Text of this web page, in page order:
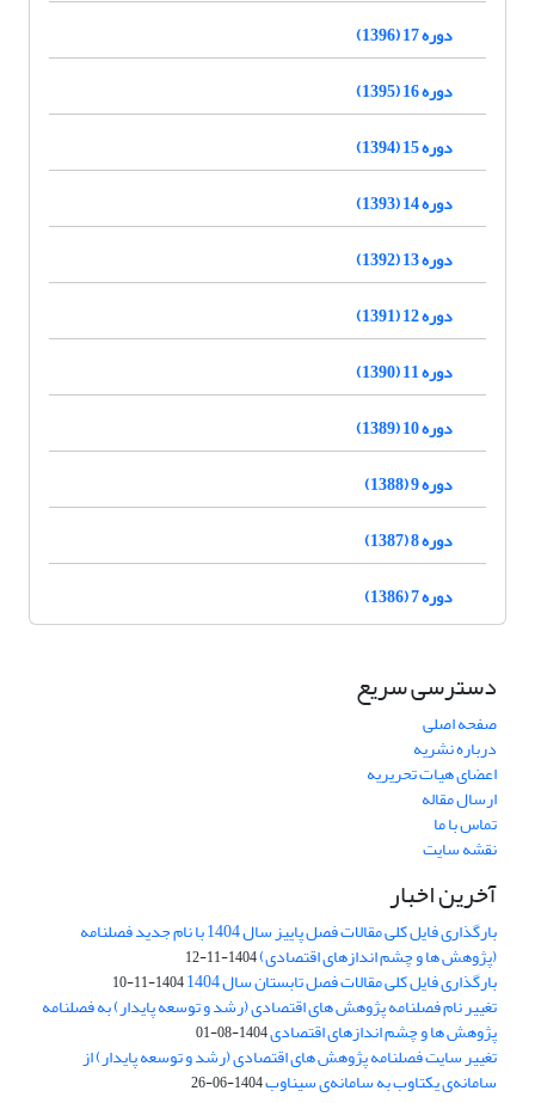
دوره 17 (1396)
دوره 16 (1395)
دوره 15 (1394)
دوره 14 (1393)
دوره 13 (1392)
دوره 12 (1391)
دوره 11 (1390)
دوره 10 (1389)
دوره 9 (1388)
دوره 8 (1387)
دوره 7 (1386)
دسترسی سریع
صفحه اصلی
درباره نشریه
اعضای هیات تحریریه
ارسال مقاله
تماس با ما
نقشه سایت
آخرین اخبار
بارگذاری فایل کلی مقالات فصل پاییز سال 1404 با نام جدید فصلنامه
(پژوهش ها و چشم اندازهای اقتصادی)1404-11-12
بارگذاری فایل کلی مقالات فصل تابستان سال 1404 1404-11-10
تغییر نام فصلنامه پژوهش های اقتصادی (رشد و توسعه پایدار) به فصلنامه
پژوهش ها و چشم اندازهای اقتصادی1404-08-01
تغییر سایت فصلنامه پژوهش های اقتصادی (رشد و توسعه پایدار) از
سامانه‌ی یکتاوب به سامانه‌ی سیناوب1404-06-26